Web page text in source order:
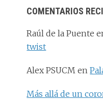
COMENTARIOS
Raúl de la Puente
twist
Alex PSUCM en
Más allá de un